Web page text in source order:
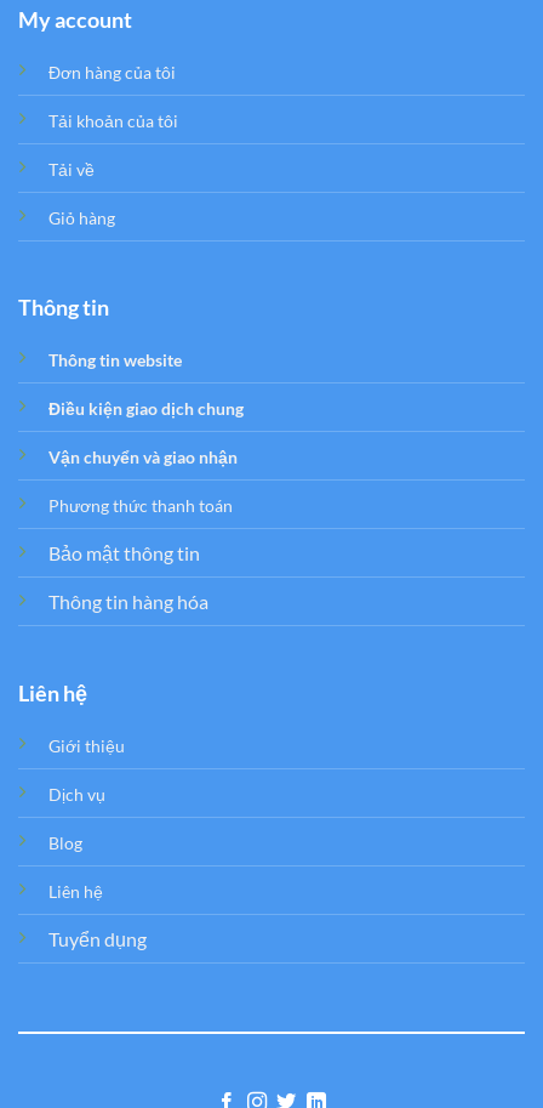
My account
Đơn hàng của tôi
Tải khoản của tôi
Tải về
Giỏ hàng
Thông tin
Thông tin website
Điều kiện giao dịch chung
Vận chuyển và giao nhận
Phương thức thanh toán
Bảo mật thông tin
Thông tin hàng hóa
Liên hệ
Giới thiệu
Dịch vụ
Blog
Liên hệ
Tuyển dụng